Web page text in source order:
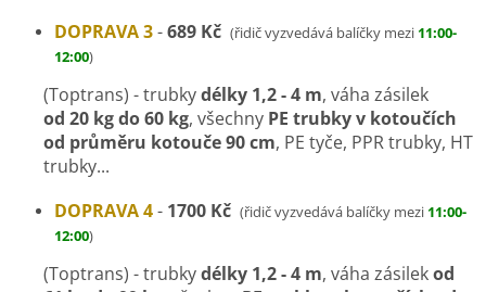
DOPRAVA 3-689 Kč (řidič vyzvedává balíčky mezi 11:00-
12:00)
(Toptrans) - trubkydélky 1,2 - 4 m, váha zásilek
od 20 kg do 60 kg, všechny PE trubky v kotoučích
od průměru kotouče 90 cm, PE tyče, PPR trubky, HT
trubky...
DOPRAVA 4- 1700 Kč (řidič vyzvedává balíčky mezi 11:00-
12:00)
(Toptrans) - trubkydélky 1,2 - 4 m, váha zásilekod